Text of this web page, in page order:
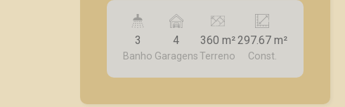
primeira locação; - 01 Sala ampla com
mezanino; - Cozinha; - Copa; -
Escritório; - 03 banheiros; -
Infraestrutura pronta para ar
condicionado; - Alarme; - 04 vagas de
3
Banho
4
Garagens
360 m²
Terreno
297.67 m²
Const.